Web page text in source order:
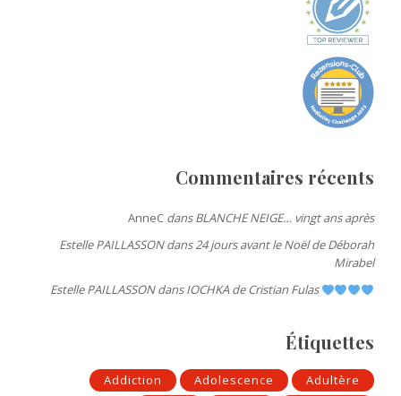
Commentaires récents
AnneC dansBLANCHE NEIGE… vingt ans après
Estelle PAILLASSONdans24 jours avant le Noël de Déborah
Mirabel
Estelle PAILLASSONdansIOCHKA de Cristian Fulas
Étiquettes
Addiction Adolescence
Adultère